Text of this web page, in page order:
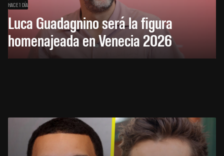
HACE 1 DÍA
Luca Guadagnino será la figura
homenajeada en Venecia 2026